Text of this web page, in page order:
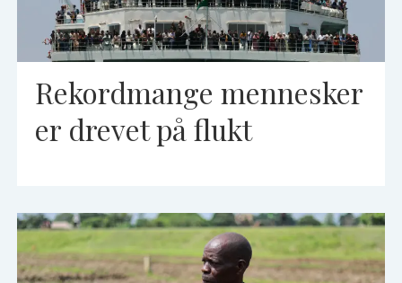
Rekordmange mennesker
er drevet på flukt